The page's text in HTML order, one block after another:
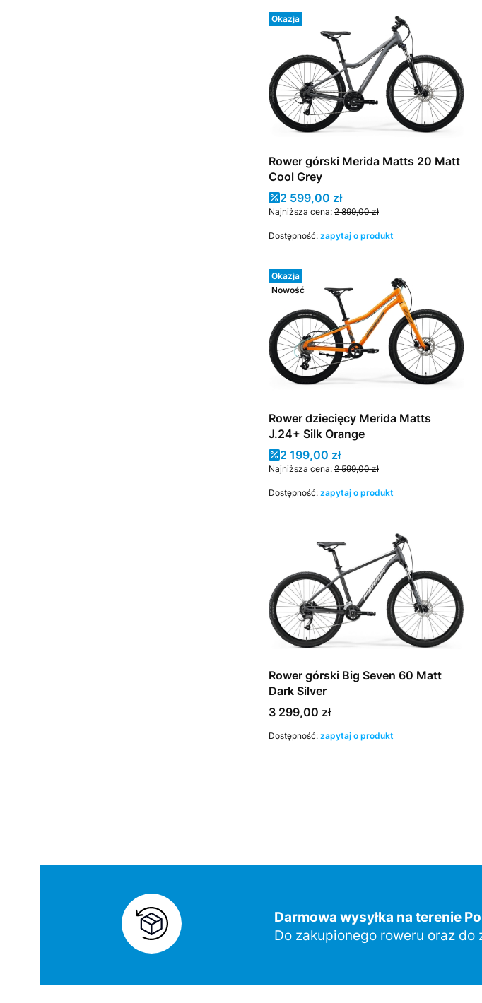
Okazja
Rower górski Merida Matts 20 Matt
Cool Grey
Cena promocyjna
2 599,00 zł
Najniższa cena: 2 899,00 zł
Dostępność: zapytaj o produkt
Okazja
Nowość
Rower dziecięcy Merida Matts
J.24+ Silk Orange
Cena promocyjna
2 199,00 zł
Najniższa cena: 2 599,00 zł
Dostępność: zapytaj o produkt
Rower górski Big Seven 60 Matt
Dark Silver
Cena
3 299,00 zł
Dostępność: zapytaj o produkt
Darmowa wysyłka na terenie
Do zakupionego roweru oraz do